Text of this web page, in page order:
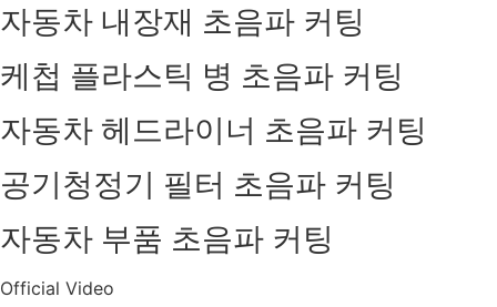
자동차 내장재 초음파 커팅
케첩 플라스틱 병 초음파 커팅
자동차 헤드라이너 초음파 커팅
공기청정기 필터 초음파 커팅
자동차 부품 초음파 커팅
Official Video